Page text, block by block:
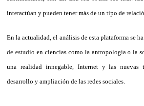
interactúan y pueden tener más de un tipo de
En la actualidad, el análisis de esta plataforma se
de estudio en ciencias como la antropología o la
una realidad innegable, Internet y las nuevas
desarrollo y ampliación de las redes sociales.